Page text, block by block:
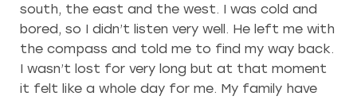
south, the east and the west. I was cold and
bored, so I didn’t listen very well. He left me with
the compass and told me to find my way back.
I wasn’t lost for very long but at that moment
it felt like a whole day for me. My family have